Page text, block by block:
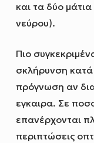
και τα δύο
νεύρου).
Πιο
σκλήρυνση κατά
πρόγνωση αν
εγκαιρα. Σε
επανέρχονται
περιπτώσεις